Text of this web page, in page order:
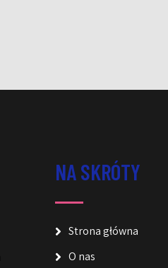
NA SKRÓTY
Strona główna
O nas